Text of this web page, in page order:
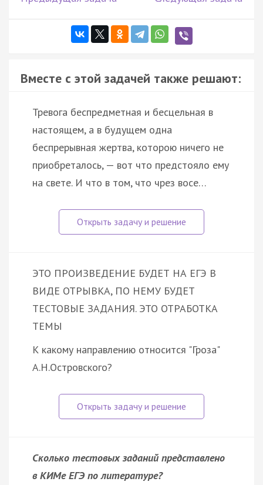
Вместе с этой задачей также решают:
Тревога беспредметная и бесцельная в
настоящем, а в будущем одна
беспрерывная жертва, которою ничего не
приобреталось, — вот что предстояло ему
на свете. И что в том, что чрез восе…
ЭТО ПРОИЗВЕДЕНИЕ БУДЕТ НА ЕГЭ В
ВИДЕ ОТРЫВКА, ПО НЕМУ БУДЕТ
ТЕСТОВЫЕ ЗАДАНИЯ. ЭТО ОТРАБОТКА
ТЕМЫ
К какому направлению относится "Гроза"
А.Н.Островского?
Сколько тестовых заданий представлено
в КИМе ЕГЭ по литературе?